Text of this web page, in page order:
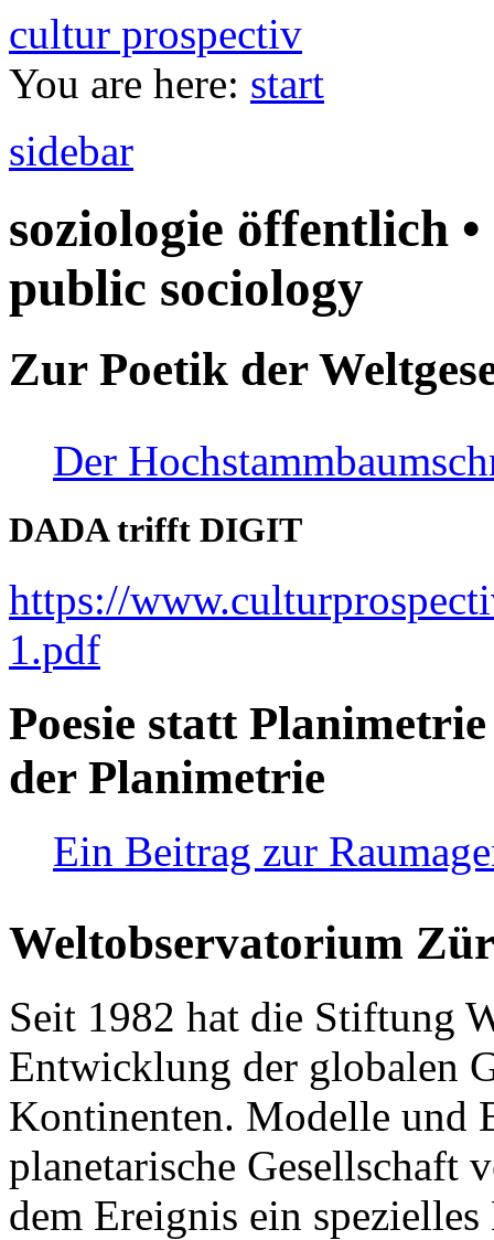
cultur prospectiv
You are here: start
sidebar
soziologie öffentlich
public sociology
Zur Poetik der
Der
DADA trifft DIGIT
https://
1.pdf
Poesie statt
der Planimetrie
Ein Beitrag zur
Weltobservatorium
Seit 1982 hat die Stiftung
Entwicklung der globalen
Kontinenten. Modelle und
planetarische Gesellschaft
dem Ereignis ein